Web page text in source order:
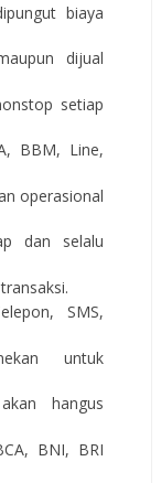
biaya
dijual
setiap
BBM, Line,
operasional
dan selalu
SMS,
untuk
hangus
BNI, BRI